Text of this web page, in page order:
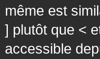
même est
] plutôt que <
accessible